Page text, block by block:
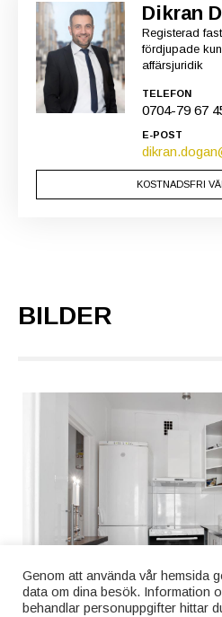
Dikran
Registerad
fördjupade
affärsjuridik
TELEFON
0704-79 67
E-POST
KOSTNADSFRI
BILDER
Genom att använda vår hemsida
data om dina besök. Information
behandlar personuppgifter hittar